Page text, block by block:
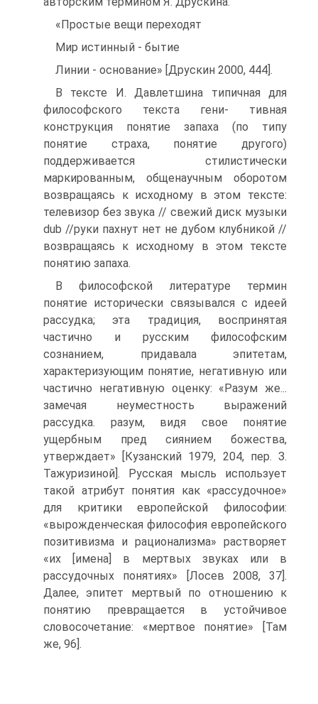
«Простые вещи переходят
Мир истинный - бытие
Линии - основание» [Друскин 2000, 444].
В тексте И. Давлетшина типичная для
философского текста гени- тивная
конструкция понятие запаха (по типу
понятие страха, понятие другого)
поддерживается стилистически
маркированным, общенаучным оборотом
возвращаясь к исходному в этом тексте:
телевизор без звука // свежий диск музыки
dub //руки пахнут нет не дубом клубникой //
возвращаясь к исходному в этом тексте
понятию запаха.
В философской литературе термин
понятие исторически связывался с идеей
рассудка; эта традиция, воспринятая
частично и русским философским
сознанием, придавала эпитетам,
характеризующим понятие, негативную или
частично негативную оценку: «Разум же...
замечая неуместность выражений
рассудка. разум, видя свое понятие
ущербным пред сиянием божества,
утверждает» [Кузанский 1979, 204, пер. З.
Тажуризиной]. Русская мысль использует
такой атрибут понятия как «рассудочное»
для критики европейской философии:
«вырожденческая философия европейского
позитивизма и рационализма» растворяет
«их [имена] в мертвых звуках или в
рассудочных понятиях» [Лосев 2008, 37].
Далее, эпитет мертвый по отношению к
понятию превращается в устойчивое
словосочетание: «мертвое понятие» [Там
же, 96].